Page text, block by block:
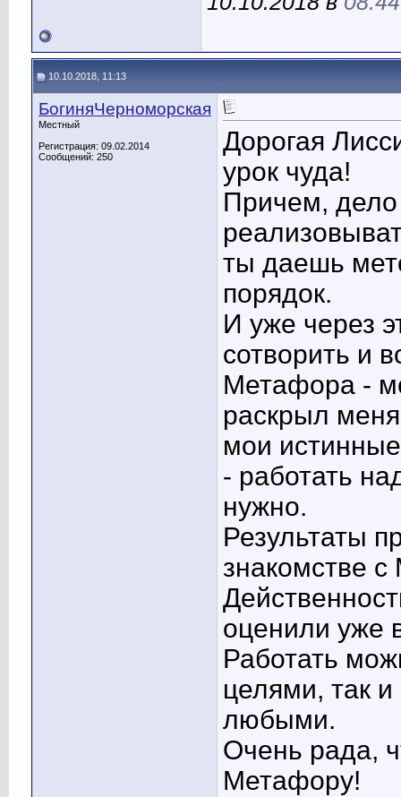
10.10.2018, 11:13
БогиняЧерноморская
Местный
Регистрация: 09.02.2014
Сообщений: 250
Дорогая
урок чуда!
Причем, дело
ты даешь
порядок.
И уже через
сотворить и
Метафора -
раскрыл
мои
- работать
нужно.
Результаты
знакомстве
оценили уже
Работать
целями, так
любыми.
Очень рада,
Метафору!